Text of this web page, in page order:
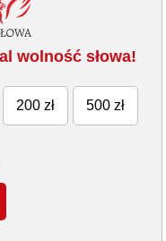
wolność słowa!
200 zł 500 zł